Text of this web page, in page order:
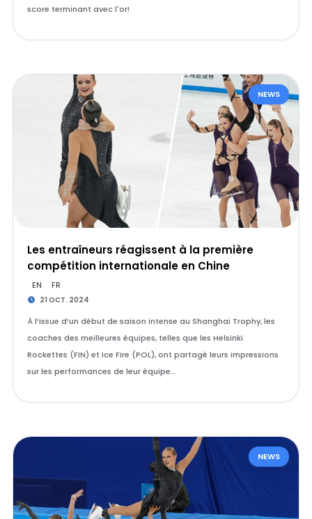
score terminant avec l'or!
NEWS
Les entraîneurs réagissent à la première
compétition internationale en Chine
EN FR
21 OCT. 2024
À l’issue d’un début de saison intense au Shanghai Trophy, les
coaches des meilleures équipes, telles que les Helsinki
Rockettes (FIN) et Ice Fire (POL), ont partagé leurs impressions
sur les performances de leur équipe…
NEWS